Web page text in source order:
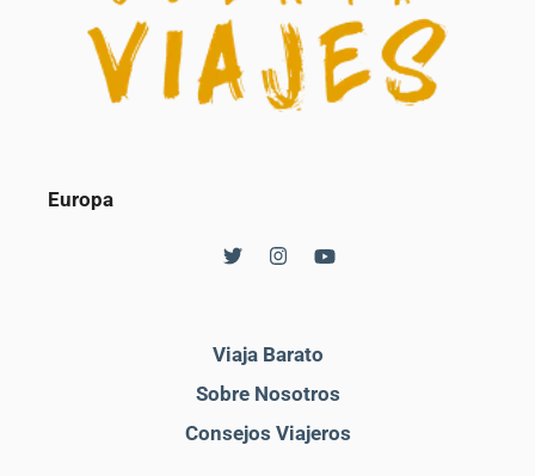
Europa
Viaja Barato
Sobre Nosotros
Consejos Viajeros